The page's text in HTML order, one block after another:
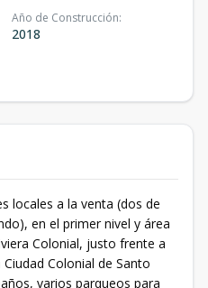
Año de Construcción:
2018
locales a la venta (dos de
en el primer nivel y área
Colonial, justo frente a
Colonial de Santo
varios parqueos para